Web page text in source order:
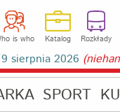
is who Katalog Rozkłady
sierpnia 2026
SPORT